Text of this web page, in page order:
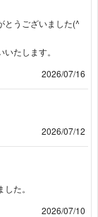
とうございました(^
たします。
2026/07/16
2026/07/12
た。
2026/07/10